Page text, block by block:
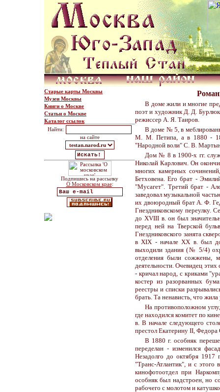
Старые карты Москвы
Музеи Москвы
Книги о Москве
Статьи о Москве
Каталог ссылок
Найти:
на сайте
Подпишись на рассылку
О Московском крае:
В доме жили и многие
поэт и художник Д. Д. Бурлюк
режиссер А. Я. Таиров.
В доме № 5, в
М. М. Петипа, а в 1880 -
"Народной воли" С. В.
Дом № 8 в 1900-х гг.
Николай Карлович. Он
многих камерных
Бетховена. Его брат -
"Мусагет". Третий брат -
заведовал музыкальной
их двоюродный брат А. Ф.
Гнездниковскому переулку.
до XVIII в. он был
перед ней на Тверской
Гнездниковского занята
в XIX - начале XX в. был
выходили здания (№ 5/4)
отделения были сожжены,
деятельности. Очевидец
- кричал народ, с криками
костер из разорванных
реестры и списки
брать. Та ненависть, что
На противоположном
где находился комитет по
в. В начале следующего
престол Екатерину II, Федора
В 1880 г. особняк
переделан - изменился
Незадолго до октября 1917
"Транс-Атлантик", и с этого
кинофотоотдел при
особняк был надстроен, но
рабочего с молотом и